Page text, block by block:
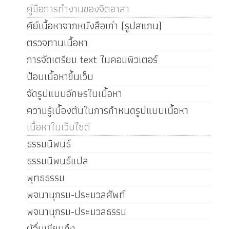
คู่มือการทำงานของจิตอาสา
คีย์เนื้อหาจากหนังสือเก่า (รูปสแกน)
ตรวจทานเนื้อหา
การจัดเตรียม text ในคอมพิวเตอร์
ป้อนเนื้อหาขึ้นเว็บ
จัดรูปแบบอักษรในเนื้อหา
ความรู้เบื้องต้นในการกำหนดรูปแบบเนื้อหา
เนื้อหาในเว็บไซต์
ธรรมนิพนธ์
ธรรมนิพนธ์แปล
พุทธธรรม
พจนานุกรม-ประมวลศัพท์
พจนานุกรม-ประมวลธรรม